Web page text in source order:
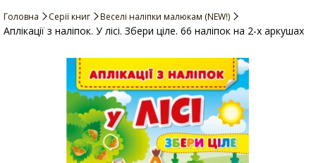
Головна Серії книг Веселі наліпки малюкам (NEW!)
Аплікації з наліпок. У лісі. Збери ціле. 66 наліпок на 2-х аркушах